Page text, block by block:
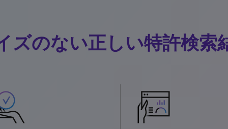
ズのない正しい特許検索